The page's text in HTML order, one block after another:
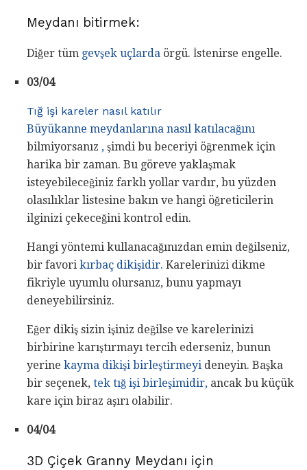
Meydanı bitirmek:
Diğer tüm gevşek uçlarda örgü. İstenirse engelle.
03/04
Tığ işi kareler nasıl katılır
Büyükanne meydanlarına nasıl katılacağını
bilmiyorsanız , şimdi bu beceriyi öğrenmek için
harika bir zaman. Bu göreve yaklaşmak
isteyebileceğiniz farklı yollar vardır, bu yüzden
olasılıklar listesine bakın ve hangi öğreticilerin
ilginizi çekeceğini kontrol edin.
Hangi yöntemi kullanacağınızdan emin değilseniz,
bir favori kırbaç dikişidir. Karelerinizi dikme
fikriyle uyumlu olursanız, bunu yapmayı
deneyebilirsiniz.
Eğer dikiş sizin işiniz değilse ve karelerinizi
birbirine karıştırmayı tercih ederseniz, bunun
yerine kayma dikişi birleştirmeyi deneyin. Başka
bir seçenek, tek tığ işi birleşimidir, ancak bu küçük
kare için biraz aşırı olabilir.
04/04
3D Çiçek Granny Meydanı için